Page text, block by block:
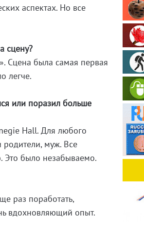
аспектах. Но все
сцену?
Сцена была самая первая
легче.
или поразил больше
Hall. Для любого
родители, муж. Все
Это было незабываемо.
раз поработать,
вдохновляющий опыт.